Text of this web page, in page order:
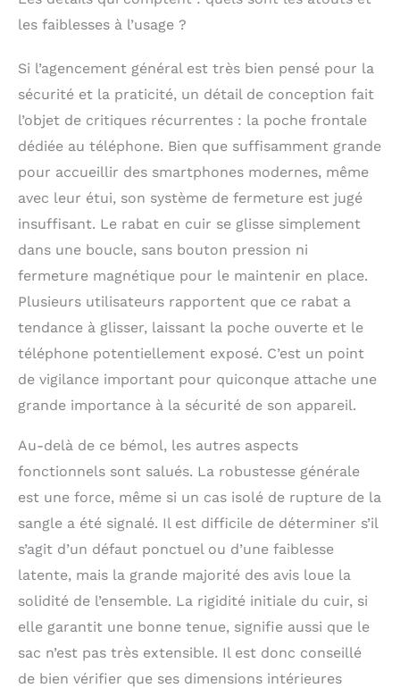
les faiblesses à l’usage ?
Si l’agencement général est très bien pensé pour la
sécurité et la praticité, un détail de conception fait
l’objet de critiques récurrentes : la poche frontale
dédiée au téléphone. Bien que suffisamment grande
pour accueillir des smartphones modernes, même
avec leur étui, son système de fermeture est jugé
insuffisant. Le rabat en cuir se glisse simplement
dans une boucle, sans bouton pression ni
fermeture magnétique pour le maintenir en place.
Plusieurs utilisateurs rapportent que ce rabat a
tendance à glisser, laissant la poche ouverte et le
téléphone potentiellement exposé. C’est un point
de vigilance important pour quiconque attache une
grande importance à la sécurité de son appareil.
Au-delà de ce bémol, les autres aspects
fonctionnels sont salués. La robustesse générale
est une force, même si un cas isolé de rupture de la
sangle a été signalé. Il est difficile de déterminer s’il
s’agit d’un défaut ponctuel ou d’une faiblesse
latente, mais la grande majorité des avis loue la
solidité de l’ensemble. La rigidité initiale du cuir, si
elle garantit une bonne tenue, signifie aussi que le
sac n’est pas très extensible. Il est donc conseillé
de bien vérifier que ses dimensions intérieures